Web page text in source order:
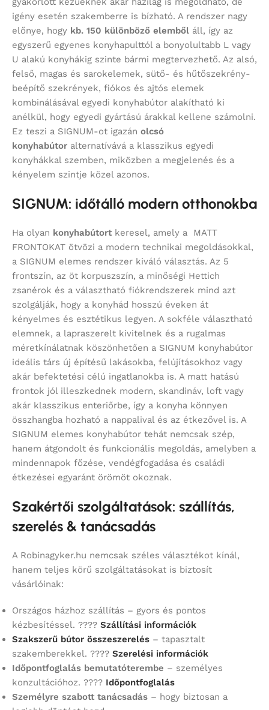
igény esetén szakemberre is bízható. A rendszer nagy
előnye, hogy kb. 150 különböző elemből áll, így az
egyszerű egyenes konyhapulttól a bonyolultabb L vagy
U alakú konyhákig szinte bármi megtervezhető. Az alsó,
felső, magas és sarokelemek, sütő- és hűtőszekrény-
beépítő szekrények, fiókos és ajtós elemek
kombinálásával egyedi konyhabútor alakítható ki
anélkül, hogy egyedi gyártású árakkal kellene számolni.
Ez teszi a SIGNUM-ot igazán olcsó
konyhabútor alternatívává a klasszikus egyedi
konyhákkal szemben, miközben a megjelenés és a
kényelem szintje közel azonos.
SIGNUM: időtálló modern otthonokba
Ha olyan konyhabútort keresel, amely a MATT
FRONTOKAT ötvözi a modern technikai megoldásokkal,
a SIGNUM elemes rendszer kiváló választás. Az 5
frontszín, az öt korpuszszín, a minőségi Hettich
zsanérok és a választható fiókrendszerek mind azt
szolgálják, hogy a konyhád hosszú éveken át
kényelmes és esztétikus legyen. A sokféle választható
elemnek, a lapraszerelt kivitelnek és a rugalmas
méretkínálatnak köszönhetően a SIGNUM konyhabútor
ideális társ új építésű lakásokba, felújításokhoz vagy
akár befektetési célú ingatlanokba is. A matt hatású
frontok jól illeszkednek modern, skandináv, loft vagy
akár klasszikus enteriőrbe, így a konyha könnyen
összhangba hozható a nappalival és az étkezővel is. A
SIGNUM elemes konyhabútor tehát nemcsak szép,
hanem átgondolt és funkcionális megoldás, amelyben a
mindennapok főzése, vendégfogadása és családi
étkezései egyaránt örömöt okoznak.
Szakértői szolgáltatások: szállítás,
szerelés & tanácsadás
A Robinagyker.hu nemcsak széles választékot kínál,
hanem teljes körű szolgáltatásokat is biztosít
vásárlóinak:
Országos házhoz szállítás – gyors és pontos
kézbesítéssel. ???? Szállítási információk
Szakszerű bútor összeszerelés – tapasztalt
szakemberekkel. ???? Szerelési információk
Időpontfoglalás bemutatóterembe – személyes
konzultációhoz. ???? Időpontfoglalás
Személyre szabott tanácsadás – hogy biztosan a